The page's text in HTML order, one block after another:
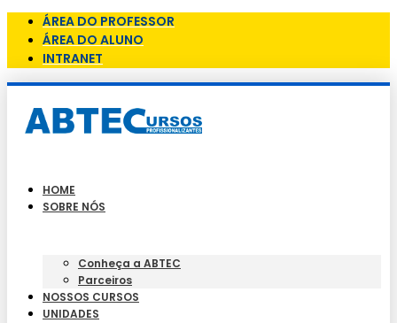
ÁREA DO PROFESSOR
ÁREA DO ALUNO
INTRANET
HOME
SOBRE NÓS
Conheça a ABTEC
Parceiros
NOSSOS CURSOS
UNIDADES